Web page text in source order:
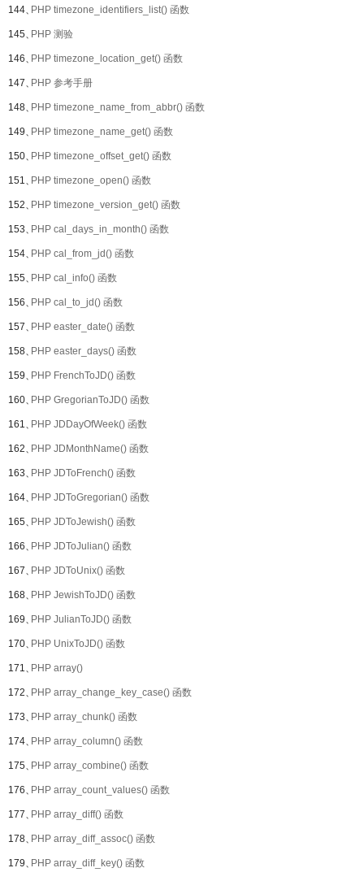
144、PHP timezone_identifiers_list() 函数
145、PHP 测验
146、PHP timezone_location_get() 函数
147、PHP 参考手册
148、PHP timezone_name_from_abbr() 函数
149、PHP timezone_name_get() 函数
150、PHP timezone_offset_get() 函数
151、PHP timezone_open() 函数
152、PHP timezone_version_get() 函数
153、PHP cal_days_in_month() 函数
154、PHP cal_from_jd() 函数
155、PHP cal_info() 函数
156、PHP cal_to_jd() 函数
157、PHP easter_date() 函数
158、PHP easter_days() 函数
159、PHP FrenchToJD() 函数
160、PHP GregorianToJD() 函数
161、PHP JDDayOfWeek() 函数
162、PHP JDMonthName() 函数
163、PHP JDToFrench() 函数
164、PHP JDToGregorian() 函数
165、PHP JDToJewish() 函数
166、PHP JDToJulian() 函数
167、PHP JDToUnix() 函数
168、PHP JewishToJD() 函数
169、PHP JulianToJD() 函数
170、PHP UnixToJD() 函数
171、PHP array()
172、PHP array_change_key_case() 函数
173、PHP array_chunk() 函数
174、PHP array_column() 函数
175、PHP array_combine() 函数
176、PHP array_count_values() 函数
177、PHP array_diff() 函数
178、PHP array_diff_assoc() 函数
179、PHP array_diff_key() 函数